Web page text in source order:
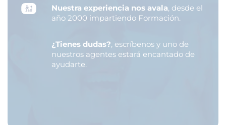
Nuestra experiencia nos avala, desde el
año 2000 impartiendo Formación.
¿Tienes dudas?, escríbenos y uno de
nuestros agentes estará encantado de
ayudarte.